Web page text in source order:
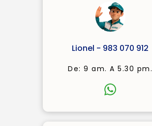
Lionel - 983 070 912
De: 9 am. A 5.30 pm.